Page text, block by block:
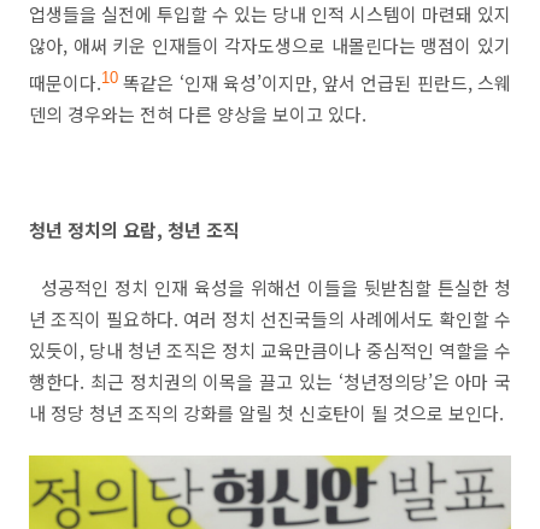
업생들을 실전에 투입할 수 있는 당내 인적 시스템이 마련돼 있지
않아, 애써 키운 인재들이 각자도생으로 내몰린다는 맹점이 있기
때문이다.10 똑같은 ‘인재 육성’이지만, 앞서 언급된 핀란드,스웨
덴의 경우와는 전혀 다른 양상을 보이고 있다.
청년 정치의 요람, 청년 조직
성공적인 정치 인재 육성을 위해선 이들을 뒷받침할 튼실한 청
년 조직이 필요하다. 여러 정치 선진국들의 사례에서도 확인할 수
있듯이, 당내 청년 조직은 정치 교육만큼이나 중심적인 역할을 수
행한다. 최근 정치권의 이목을 끌고 있는 ‘청년정의당’은 아마 국
내 정당 청년 조직의 강화를 알릴 첫 신호탄이 될 것으로 보인다.